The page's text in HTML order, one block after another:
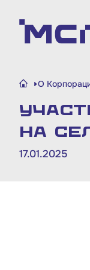
О
на
17.01.2025